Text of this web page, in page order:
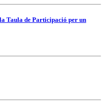
Taula de Participació per un